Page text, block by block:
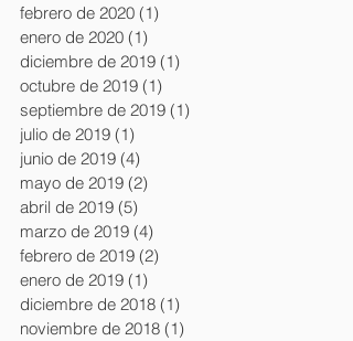
febrero de 2020 (1)
enero de 2020 (1)
diciembre de 2019 (1)
octubre de 2019 (1)
septiembre de 2019 (1)
julio de 2019 (1)
junio de 2019 (4)
mayo de 2019 (2)
abril de 2019 (5)
marzo de 2019 (4)
febrero de 2019 (2)
enero de 2019 (1)
diciembre de 2018 (1)
noviembre de 2018 (1)